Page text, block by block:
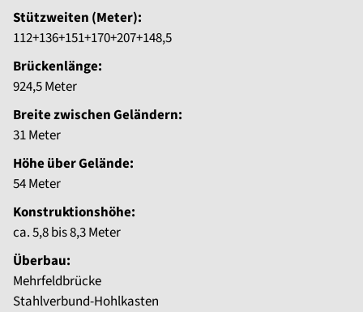
Stützweiten (Meter):
112+136+151+170+207+148,5
Brückenlänge:
924,5 Meter
Breite zwischen Geländern:
31 Meter
Höhe über Gelände:
54 Meter
Konstruktionshöhe:
ca. 5,8 bis 8,3 Meter
Überbau:
Mehrfeldbrücke
Stahlverbund-Hohlkasten